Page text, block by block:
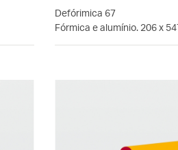
Defórimica 67
Fórmica e alumínio. 206 x